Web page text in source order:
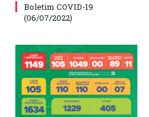
Boletim COVID-19
(06/07/2022)